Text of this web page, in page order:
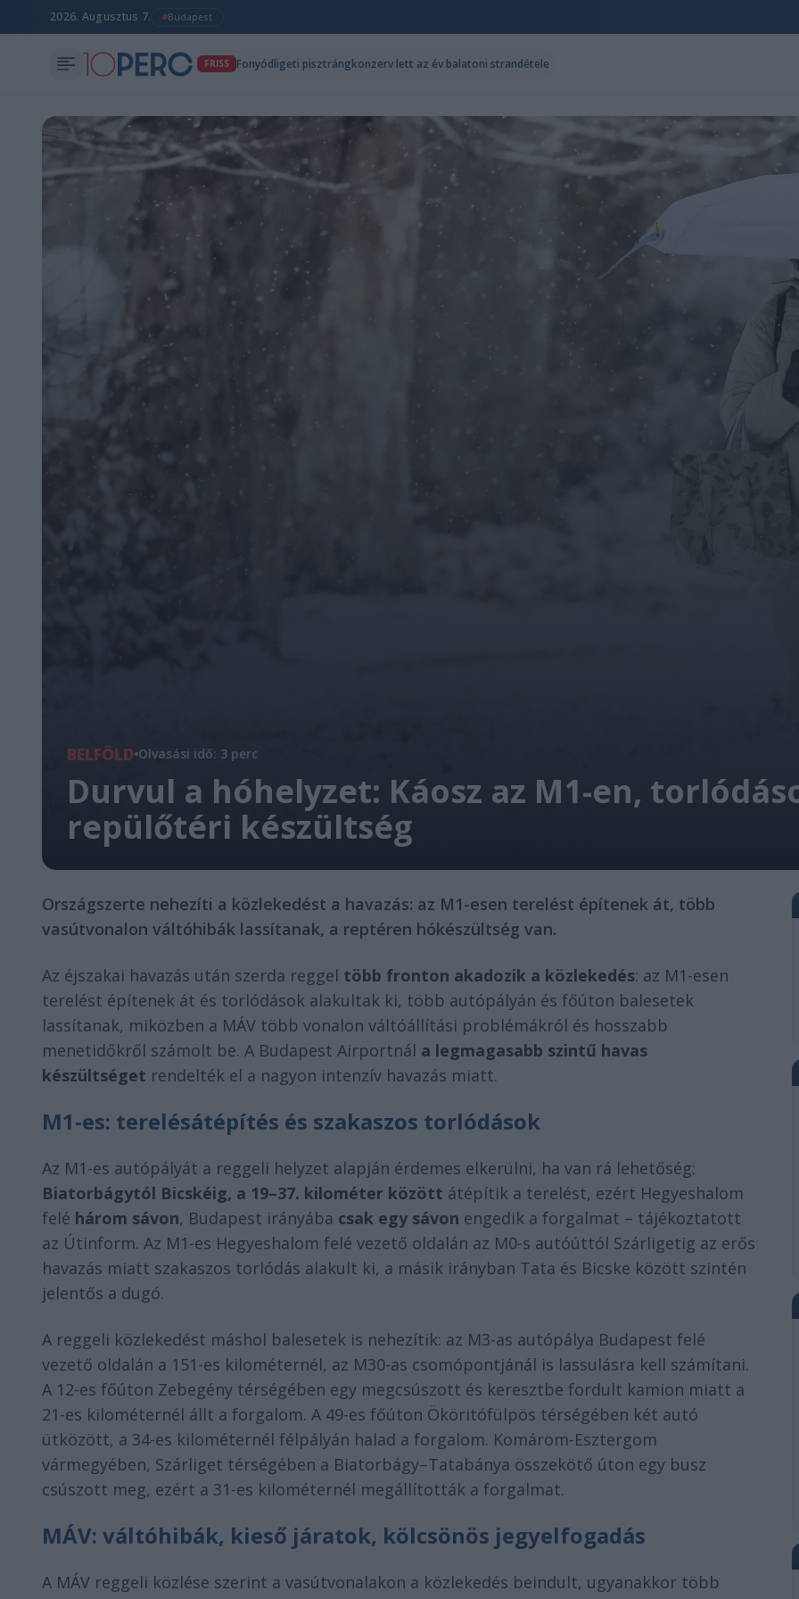
2026. Augusztus 7. Budapest
FRISS Fonyódligeti pisztrángkonzerv lett az év balatoni strandétele
BELFÖLD Olvasási idő: 3 perc
Durvul a hóhelyzet: Káosz az M1-en,
repülőtéri készültség
Országszerte nehezíti a közlekedést a havazás: az M1-esen terelést építenek át, több
vasútvonalon váltóhibák lassítanak, a reptéren hókészültség van.
Az éjszakai havazás után szerda reggel több fronton akadozik a közlekedés: az M1-esen
terelést építenek át és torlódások alakultak ki, több autópályán és főúton balesetek
lassítanak, miközben a MÁV több vonalon váltóállítási problémákról és hosszabb
menetidőkről számolt be. A Budapest Airportnál a legmagasabb szintű havas
készültséget rendelték el a nagyon intenzív havazás miatt.
M1-es: terelésátépítés és szakaszos torlódások
Az M1-es autópályát a reggeli helyzet alapján érdemes elkerülni, ha van rá lehetőség:
Biatorbágytól Bicskéig, a 19–37. kilométer között átépítik a terelést, ezért Hegyeshalom
felé három sávon, Budapest irányába csak egy sávon engedik a forgalmat – tájékoztatott
az Útinform. Az M1-es Hegyeshalom felé vezető oldalán az M0-s autóúttól Szárligetig az erős
havazás miatt szakaszos torlódás alakult ki, a másik irányban Tata és Bicske között szintén
jelentős a dugó.
A reggeli közlekedést máshol balesetek is nehezítik: az M3-as autópálya Budapest felé
vezető oldalán a 151-es kilométernél, az M30-as csomópontjánál is lassulásra kell számítani.
A 12-es főúton Zebegény térségében egy megcsúszott és keresztbe fordult kamion miatt a
21-es kilométernél állt a forgalom. A 49-es főúton Ököritófülpös térségében két autó
ütközött, a 34-es kilométernél félpályán halad a forgalom. Komárom-Esztergom
vármegyében, Szárliget térségében a Biatorbágy–Tatabánya összekötő úton egy busz
csúszott meg, ezért a 31-es kilométernél megállították a forgalmat.
MÁV: váltóhibák, kieső járatok, kölcsönös jegyelfogadás
A MÁV reggeli közlése szerint a vasútvonalakon a közlekedés beindult, ugyanakkor több